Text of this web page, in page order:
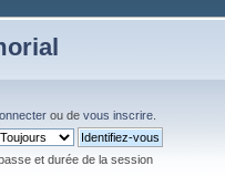
ou de vous inscrire
et durée de la session